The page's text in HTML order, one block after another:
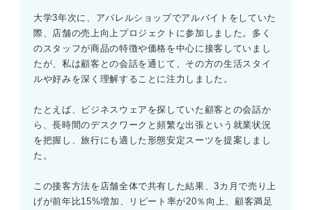
大学3年次に、アパレルショップでアルバイトをしていた
際、店舗の売上向上プロジェクトに参加しました。多く
のスタッフが商品の特徴や価格を中心に接客していまし
たが、私は顧客との会話を通じて、その方の生活スタイ
ルや好みを深く理解することに注力しました。
たとえば、ビジネスウェアを探していた顧客との会話か
ら、長時間のデスクワークと頻繁な出張という就業状況
を把握し、旅行にも適した形態安定スーツを提案しまし
た。
この接客方法を店舗全体で共有した結果、3カ月で売り上
げが前年比15%増加、リピート率が20％向上、顧客満足